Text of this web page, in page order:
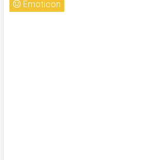
Emoticon